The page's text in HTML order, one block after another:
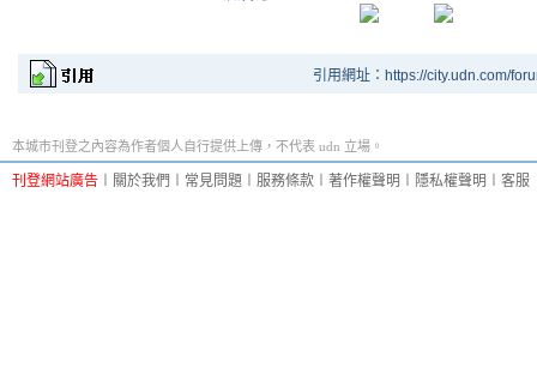
引用網址：https://city.udn.com/
本城市刊登之內容為作者個人自行提供上傳，不代表 udn 立場。
刊登網站廣告 關於我們 常見問題 服務條款 著作權聲明 隱私權聲明 客服